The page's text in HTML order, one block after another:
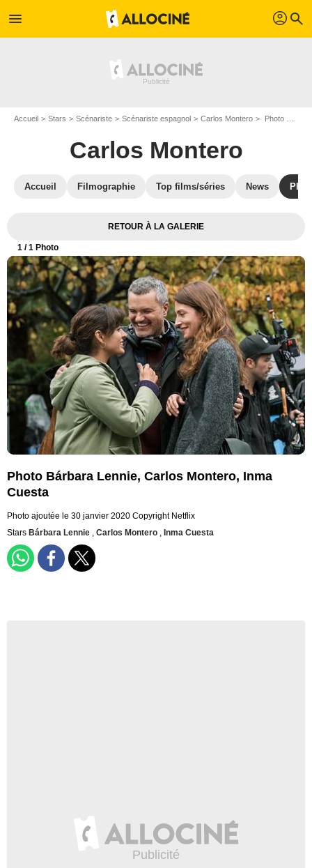
menu profil search
Accueil Stars Scénariste Scénariste espagnol Carlos Montero Photo Bárbara Lennie, Carlos Montero, Inma Cuesta
Carlos Montero
Accueil Filmographie Top films/séries News
RETOUR À LA GALERIE
1 / 1 Photo
Photo Bárbara Lennie, Carlos Montero, Inma
Cuesta
Photo ajoutée le 30 janvier 2020 Copyright Netflix
Stars Bárbara Lennie , Carlos Montero , Inma Cuesta